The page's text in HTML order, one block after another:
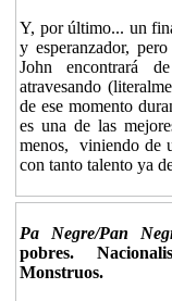
Y, por último... un
y esperanzador,
John encontrará
atravesando
de ese momento
es una de las
menos, viniendo de
con tanto talento ya
Pa Negre/Pan
pobres.
Monstruos.